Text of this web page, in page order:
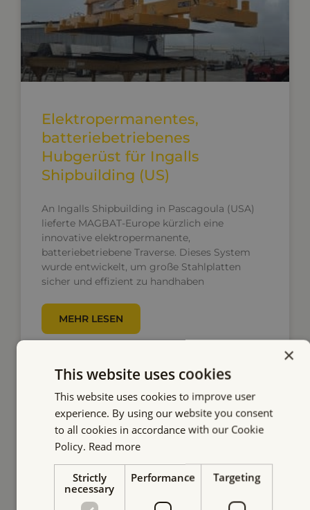
Elektropermanentes,
batteriebetriebenes
Hubgerüst für Ingalls
Shipbuilding (US)
An Ingalls Shipbuilding in Pascagoula (USA)
lieferte MAGBAT-Europe kürzlich eine
innovative elektropermanente,
batteriebetriebene Traverse. Dieses System
wurde entwickelt, um große Stahlplatten
sicher und effizient zu handhaben
MEHR LESEN
ELEKTROPERMANENT-HEBEMAGNETE
×
This website uses cookies
This website uses cookies to improve user
experience. By using our website you consent
to all cookies in accordance with our Cookie
Policy. Read more
Strictly
necessary
Performance Targeting